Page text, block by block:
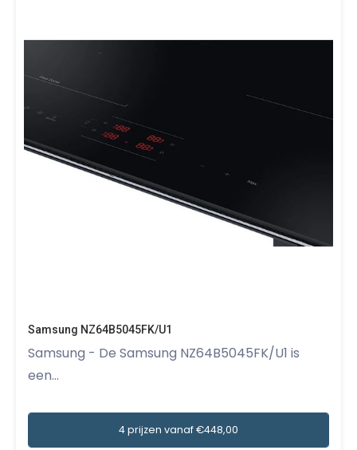
Samsung NZ64B5045FK/U1
Samsung - De Samsung NZ64B5045FK/U1 is
een...
4 prijzen vanaf €448,00